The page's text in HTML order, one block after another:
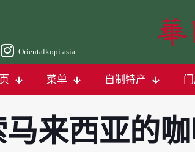
Orientalkopi.asia
菜单 自制特产
来西亚的